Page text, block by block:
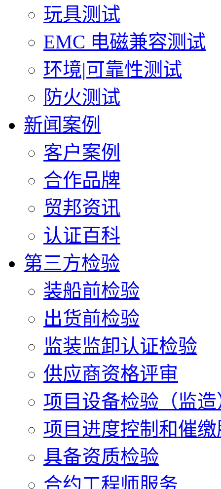
玩具测试
EMC 电磁兼容测试
环境|可靠性测试
防火测试
新闻案例
客户案例
合作品牌
贸邦资讯
认证百科
第三方检验
装船前检验
出货前检验
监装监卸认证检验
供应商资格评审
项目设备检验（监造
项目进度控制和催
具备资质检验
合约工程师服务